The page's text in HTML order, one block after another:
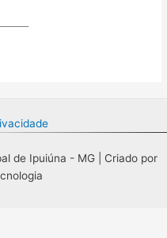
de Ipuiúna - MG | Criado por